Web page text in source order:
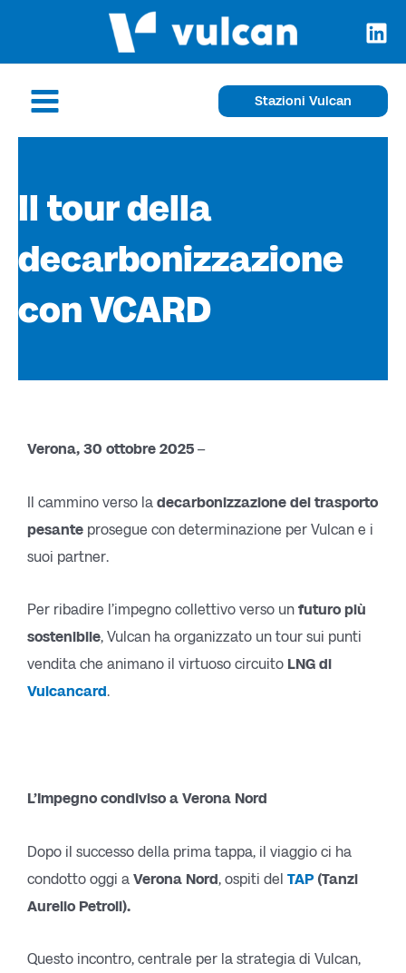
contenuto
Main
Stazioni Vulcan
Il tour della
decarbonizzazione
con VCARD
Verona, 30 ottobre 2025 –
Il cammino verso la decarbonizzazione del trasporto
pesante prosegue con determinazione per Vulcan e i
suoi partner.
Per ribadire l’impegno collettivo verso un futuro più
sostenibile, Vulcan ha organizzato un tour sui punti
vendita che animano il virtuoso circuito LNG di
Vulcancard.
L’Impegno condiviso a Verona Nord
Dopo il successo della prima tappa, il viaggio ci ha
condotto oggi a Verona Nord, ospiti del TAP (Tanzi
Aurelio Petroli).
Questo incontro, centrale per la strategia di Vulcan,